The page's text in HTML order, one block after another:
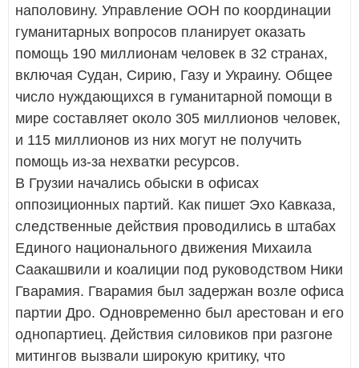
наполовину. Управление ООН по координации
гуманитарных вопросов планирует оказать
помощь 190 миллионам человек в 32 странах,
включая Судан, Сирию, Газу и Украину. Общее
число нуждающихся в гуманитарной помощи в
мире составляет около 305 миллионов человек,
и 115 миллионов из них могут не получить
помощь из-за нехватки ресурсов.
В Грузии начались обыски в офисах
оппозиционных партий. Как пишет Эхо Кавказа,
следственные действия проводились в штабах
Единого национального движения Михаила
Саакашвили и коалиции под руководством Ники
Гварамия. Гварамия был задержан возле офиса
партии Дро. Одновременно был арестован и его
однопартиец. Действия силовиков при разгоне
митингов вызвали широкую критику, что